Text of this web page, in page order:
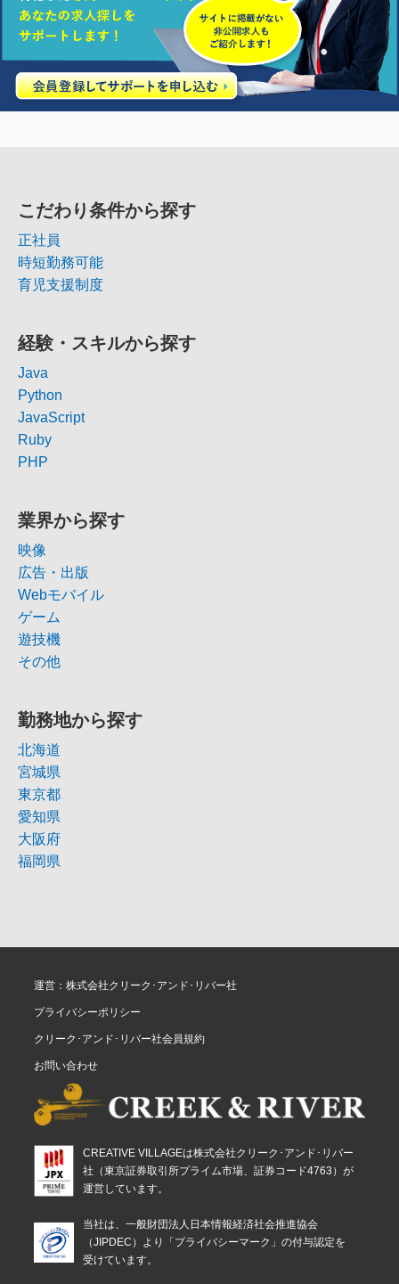
こだわり条件から探す
正社員
時短勤務可能
育児支援制度
経験・スキルから探す
Java
Python
JavaScript
Ruby
PHP
業界から探す
映像
広告・出版
Webモバイル
ゲーム
遊技機
その他
勤務地から探す
北海道
宮城県
東京都
愛知県
大阪府
福岡県
運営：株式会社クリーク･アンド･リバー社
プライバシーポリシー
クリーク･アンド･リバー社会員規約
お問い合わせ
CREATIVE VILLAGEは株式会社クリーク･アンド･リバー
社（東京証券取引所プライム市場、証券コード4763）が
運営しています。
当社は、一般財団法人日本情報経済社会推進協会
（JIPDEC）より「プライバシーマーク」の付与認定を
受けています。